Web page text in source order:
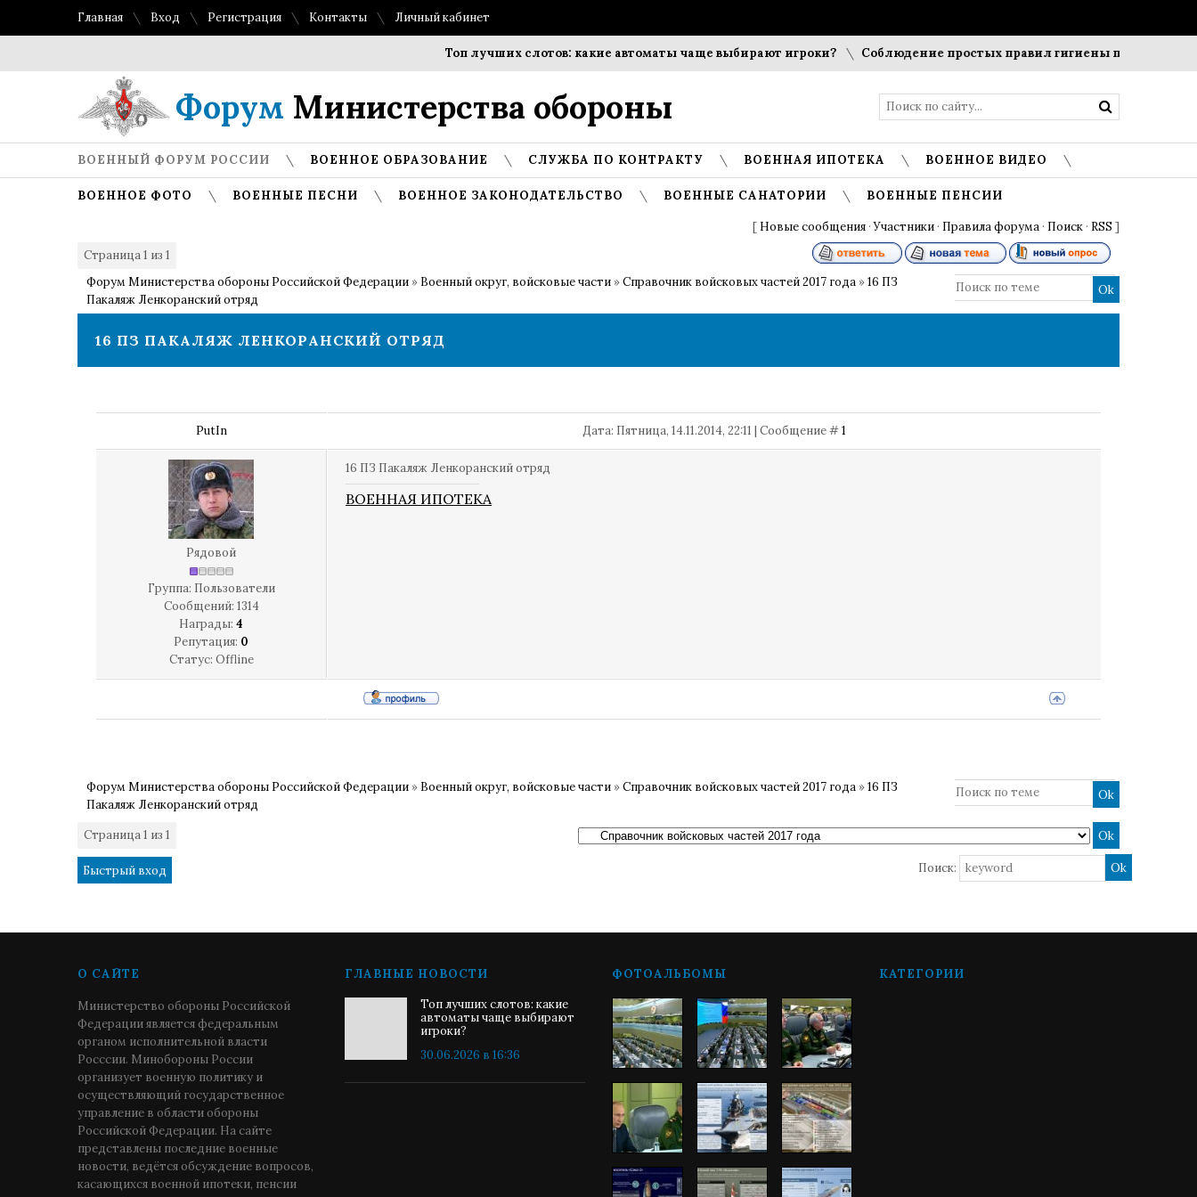
Главная Вход Регистрация Контакты Личный кабинет
Топ лучших слотов: какие автоматы чаще выбирают игроки? Соблюдение простых правил гигиены помогает
Форум Министерства обороны
ВОЕННЫЙ ФОРУМ РОССИИ ВОЕННОЕ ОБРАЗОВАНИЕ СЛУЖБА ПО КОНТРАКТУ ВОЕННАЯ ИПОТЕКА ВОЕННОЕ ВИДЕО
ВОЕННОЕ ФОТО ВОЕННЫЕ ПЕСНИ ВОЕННОЕ ЗАКОНОДАТЕЛЬСТВО ВОЕННЫЕ САНАТОРИИ ВОЕННЫЕ ПЕНСИИ
[ Новые сообщения ·Участники · Правила форума · Поиск · RSS ]
Страница1 из 1
Форум Министерства обороны Российской Федерации » Военный округ, войсковые части »Справочник войсковых частей 2017 года »16 ПЗ
Пакаляж Ленкоранский отряд
16 ПЗ ПАКАЛЯЖ ЛЕНКОРАНСКИЙ ОТРЯД
PutIn Дата: Пятница, 14.11.2014, 22:11 | Сообщение #1
Рядовой
Группа: Пользователи
Сообщений: 1314
Награды: 4
Репутация: 0
Статус: Offline
16 ПЗ Пакаляж Ленкоранский отряд
ВОЕННАЯ ИПОТЕКА
Форум Министерства обороны Российской Федерации » Военный округ, войсковые части »Справочник войсковых частей 2017 года »16 ПЗ
Пакаляж Ленкоранский отряд
Страница1 из 1
Поиск:
О САЙТЕ
Министерство обороны Российской
Федерации является федеральным
органом исполнительной власти
Росссии. Минобороны России
организует военную политику и
осуществляющий государственное
управление в области обороны
Российской Федерации. На сайте
представлены последние военные
новости, ведётся обсуждение вопросов,
касающихся военной ипотеки, пенсии
ГЛАВНЫЕ НОВОСТИ
Топ лучших слотов: какие
автоматы чаще выбирают
игроки?
30.06.2026 в 16:36
ФОТОАЛЬБОМЫ КАТЕГОРИИ